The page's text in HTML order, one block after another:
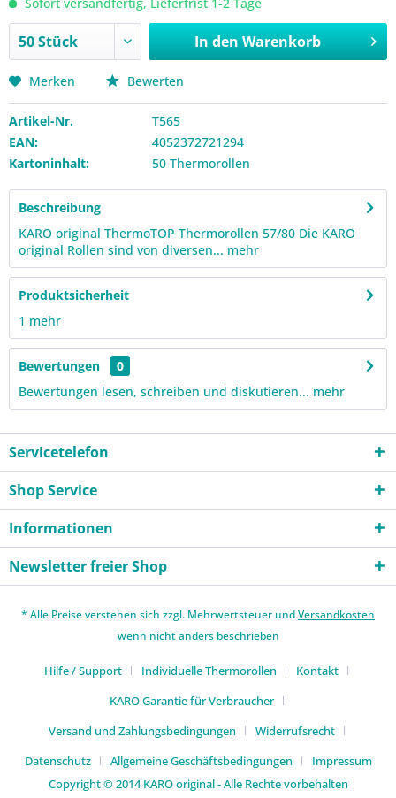
In den Warenkorb
Merken Bewerten
Artikel-Nr.
T565
EAN:
4052372721294
Kartoninhalt:
50 Thermorollen
Beschreibung
KARO original ThermoTOP Thermorollen 57/80 Die KARO
original Rollen sind von diversen... mehr
Produktsicherheit
1 mehr
Bewertungen
0
Bewertungen lesen, schreiben und diskutieren... mehr
Servicetelefon
Shop Service
Informationen
Newsletter freier Shop
* Alle Preise verstehen sich zzgl. Mehrwertsteuer undVersandkosten
wenn nicht anders beschrieben
Hilfe / Support Individuelle Thermorollen
Kontakt
KARO Garantie für Verbraucher
Versand und Zahlungsbedingungen
Widerrufsrecht
Datenschutz
Allgemeine Geschäftsbedingungen
Impressum
Copyright © 2014 KARO original - Alle Rechte vorbehalten